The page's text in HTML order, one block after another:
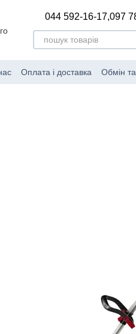
044 592-16-17,097
Оплата і доставка Обмін